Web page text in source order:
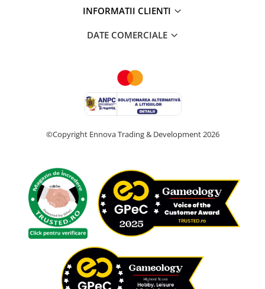
INFORMATII CLIENTI
DATE COMERCIALE
©Copyright Ennova Trading & Development 2026